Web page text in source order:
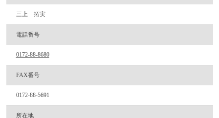
三上 拓実
電話番号
0172-88-8680
FAX番号
0172-88-5691
所在地